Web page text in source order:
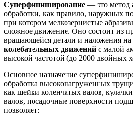
Суперфиниширование — это метод
обработки, как правило, наружных
при котором мелкозернистые
сложное движение. Оно состоит из
вращающейся детали и наложения
колебательных движений с малой
высокой частотой (до 2000 двойных
Основное назначение
обработка высоконагруженных
как шейки коленчатых валов,
валов, посадочные поверхности
позволяет: